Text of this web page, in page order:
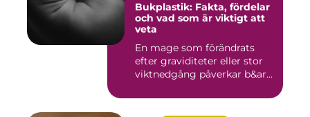
Bukplastik: Fakta, fördelar
och vad som är viktigt att
veta
En mage som förändrats
efter graviditeter eller stor
viktnedgång påverkar b&ar...